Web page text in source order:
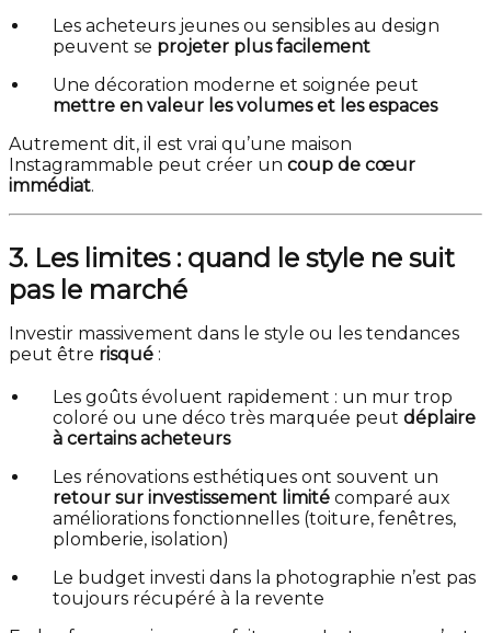
Les acheteurs jeunes ou sensibles au design
peuvent se projeter plus facilement
Une décoration moderne et soignée peut
mettre en valeur les volumes et les espaces
Autrement dit, il est vrai qu’une maison
Instagrammable peut créer un coup de cœur
immédiat.
3. Les limites : quand le style ne suit
pas le marché
Investir massivement dans le style ou les tendances
peut être risqué :
Les goûts évoluent rapidement : un mur trop
coloré ou une déco très marquée peut déplaire
à certains acheteurs
Les rénovations esthétiques ont souvent un
retour sur investissement limité comparé aux
améliorations fonctionnelles (toiture, fenêtres,
plomberie, isolation)
Le budget investi dans la photographie n’est pas
toujours récupéré à la revente